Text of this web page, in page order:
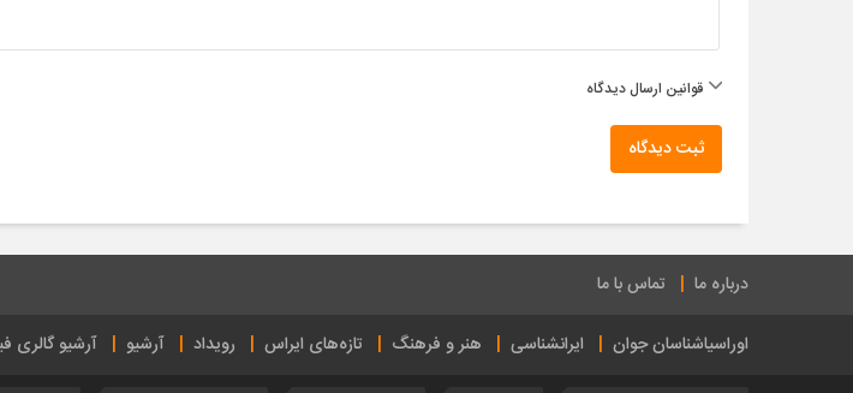
قوانین ارسال دیدگاه
ثبت دیدگاه
درباره ما تماس با ما
اوراسیاشناسان جوان ایرانشناسی هنر و فرهنگ تازه‌های ایراس رویداد آرشیو آرشیو گالری